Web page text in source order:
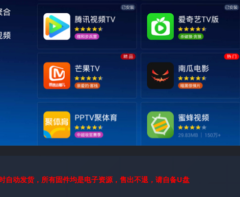
自动发货，所有固件均是电子资源，售出不退，请自备U盘